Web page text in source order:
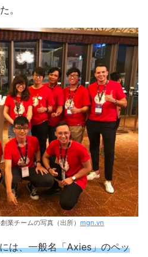
。
業チームの写真（出所） mgn.vn
は、一般名「Axies」のペッ